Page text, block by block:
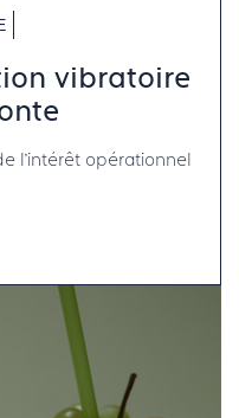
vibratoire